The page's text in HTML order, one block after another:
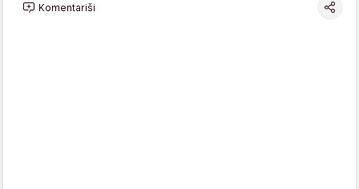
Komentariši